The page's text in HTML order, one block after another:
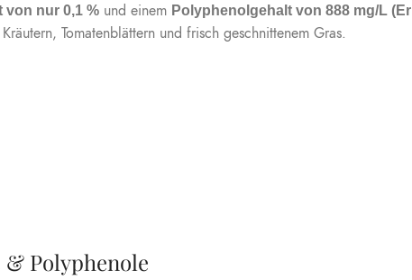
von nur 0,1 % und einem Polyphenolgehalt von 888 mg/L
Tomatenblättern und frisch geschnittenem Gras.
Polyphenole